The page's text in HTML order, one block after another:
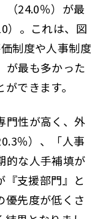
（24.0％）が最
）。これは、図
制度や人事制度
が最も多かった
できます。
門性が高く、外
％）、「人事
的な人手補填が
支援部門』と
優先度が低くさ